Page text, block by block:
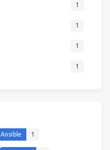
1
1
1
1
Ansible 1